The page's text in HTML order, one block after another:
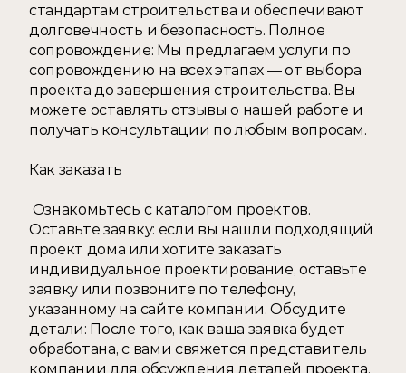
стандартам строительства и обеспечивают
долговечность и безопасность. Полное
сопровождение: Мы предлагаем услуги по
сопровождению на всех этапах — от выбора
проекта до завершения строительства. Вы
можете оставлять отзывы о нашей работе и
получать консультации по любым вопросам.
Как заказать
Оставьте заявку: если вы нашли подходящий
проект дома или хотите заказать
индивидуальное проектирование, оставьте
заявку или позвоните по телефону,
указанному на сайте компании. Обсудите
детали: После того, как ваша заявка будет
обработана, с вами свяжется представитель
компании для обсуждения деталей проекта.